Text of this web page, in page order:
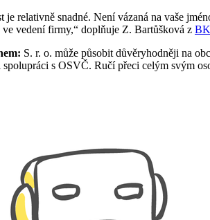
je relativně snadné. Není vázaná na vaše
vedení firmy,“ doplňuje Z. Bartůšková z
S. r. o. může působit důvěryhodněji na
s OSVČ. Ručí přeci celým svým